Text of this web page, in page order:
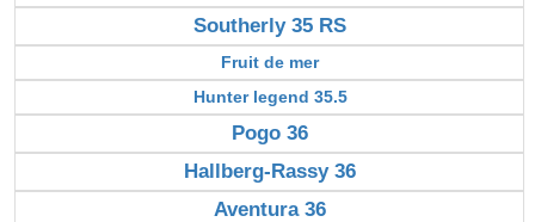
Southerly 35 RS
Fruit de mer
Hunter legend 35.5
Pogo 36
Hallberg-Rassy 36
Aventura 36